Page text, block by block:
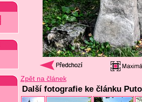
Zpět na článek
Další fotografie ke článku